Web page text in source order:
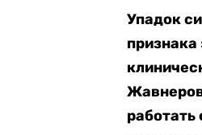
Упадок
признака